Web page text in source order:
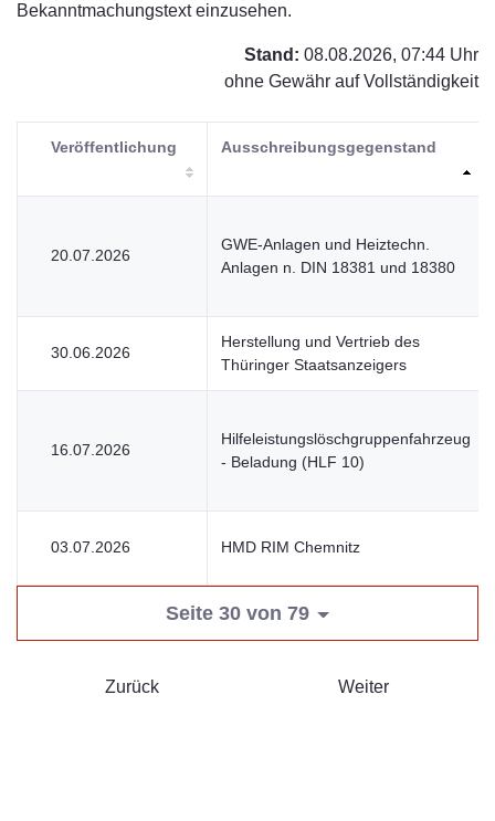
Bekanntmachungstext einzusehen.
Stand: 08.08.2026, 07:44 Uhr
ohne Gewähr auf Vollständigkeit
Veröffentlichung Ausschreibungsgegenstand
20.07.2026
GWE-Anlagen und Heiztechn.
Anlagen n. DIN 18381 und 18380
30.06.2026
Herstellung und Vertrieb des
Thüringer Staatsanzeigers
16.07.2026
Hilfeleistungslöschgruppenfahrzeug
- Beladung (HLF 10)
03.07.2026 HMD RIM Chemnitz
Seite 30 von 79
Zurück Weiter